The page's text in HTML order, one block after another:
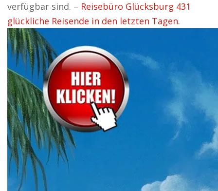
verfügbar sind. – Reisebüro Glücksburg 431
glückliche Reisende in den letzten Tagen.